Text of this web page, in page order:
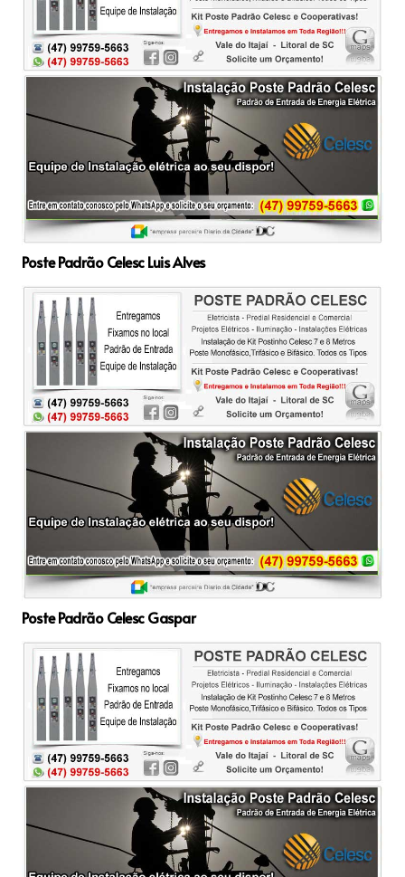
Poste Padrão Celesc Luis Alves
Poste Padrão Celesc Gaspar